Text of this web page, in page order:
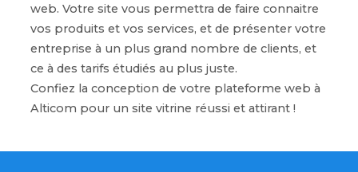
web. Votre site vous permettra de faire connaitre
vos produits et vos services, et de présenter votre
entreprise à un plus grand nombre de clients, et
ce à des tarifs étudiés au plus juste.
Confiez la conception de votre plateforme web à
Alticom pour un site vitrine réussi et attirant !